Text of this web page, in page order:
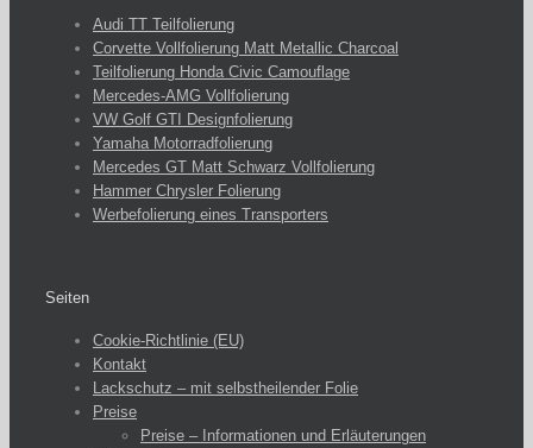
Audi TT Teilfolierung
Corvette Vollfolierung Matt Metallic Charcoal
Teilfolierung Honda Civic Camouflage
Mercedes-AMG Vollfolierung
VW Golf GTI Designfolierung
Yamaha Motorradfolierung
Mercedes GT Matt Schwarz Vollfolierung
Hammer Chrysler Folierung
Werbefolierung eines Transporters
Seiten
Cookie-Richtlinie (EU)
Kontakt
Lackschutz – mit selbstheilender Folie
Preise
Preise – Informationen und Erläuterungen